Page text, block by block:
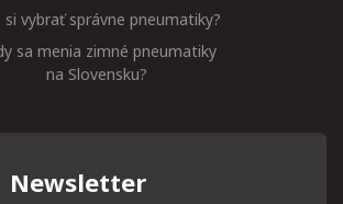
si vybrať správne pneumatiky?
sa menia zimné pneumatiky
na Slovensku?
Newsletter